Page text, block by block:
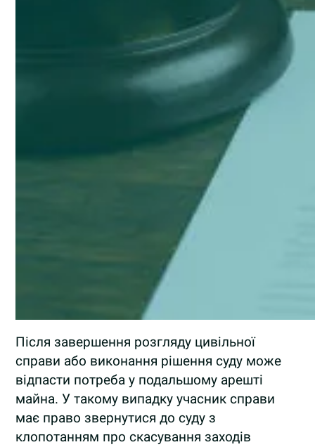
Після завершення розгляду цивільної
справи або виконання рішення суду може
відпасти потреба у подальшому арешті
майна. У такому випадку учасник справи
має право звернутися до суду з
клопотанням про скасування заходів